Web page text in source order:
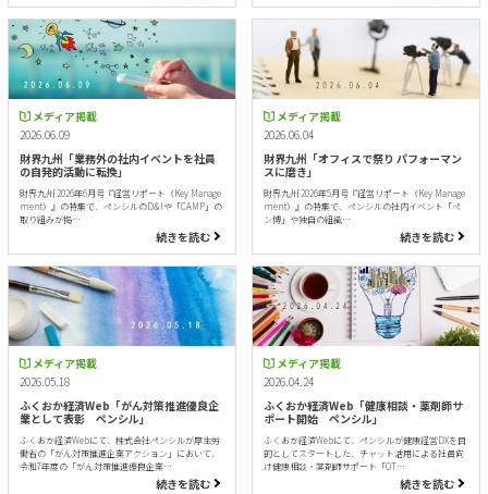
メディア掲載
2026.06.09
財界九州「業務外の社内イベントを社員
の自発的活動に転換」
財界九州 2026年6月号『経営リポート（Key Manage
ment）』の特集で、ペンシルのD&Iや「CAMP」の
取り組みが掲…
続きを読む
メディア掲載
2026.06.04
財界九州「オフィスで祭り パフォーマン
スに磨き」
財界九州 2026年5月号『経営リポート（Key Manage
ment）』の特集で、ペンシルの社内イベント「ペ
ン博」や独自の組織…
続きを読む
メディア掲載
2026.05.18
ふくおか経済Web「がん対策推進優良企
業として表彰 ペンシル」
ふくおか経済Webにて、株式会社ペンシルが厚生労
働省の「がん対策推進企業アクション」において、
令和7年度の「がん対策推進優良企業…
続きを読む
メディア掲載
2026.04.24
ふくおか経済Web「健康相談・薬剤師サ
ポート開始 ペンシル」
ふくおか経済Webにて、ペンシルが健康経営DXを目
的としてスタートした、チャット活用による社員向
け健康相談・薬剤師サポート「OT…
続きを読む